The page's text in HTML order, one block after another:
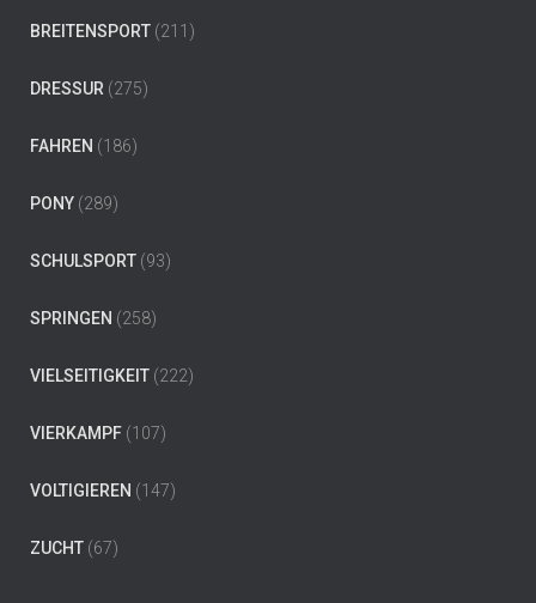
BREITENSPORT (211)
DRESSUR (275)
FAHREN (186)
PONY (289)
SCHULSPORT (93)
SPRINGEN (258)
VIELSEITIGKEIT (222)
VIERKAMPF (107)
VOLTIGIEREN (147)
ZUCHT (67)